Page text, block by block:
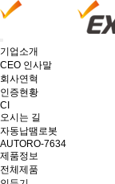
기업소개
CEO 인사말
회사연혁
인증현황
CI
오시는 길
자동납땜로봇
AUTORO-7634
제품정보
전체제품